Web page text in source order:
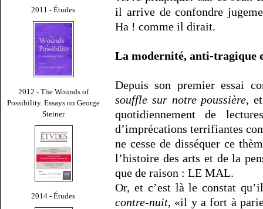
2011 - Études
2012 - The Wounds of
Possibility. Essays on George
Steiner
2014 - Études
il arrive de confondre
Ha ! comme il dirait.
La modernité, anti-tragique
Depuis son premier essai
souffle sur notre poussière,
quotidiennement de
d’imprécations terrifiantes
ne cesse de disséquer ce
l’histoire des arts et de la
que de raison : LE MAL.
Or, et c’est là le constat
contre-nuit, «il y a fort à